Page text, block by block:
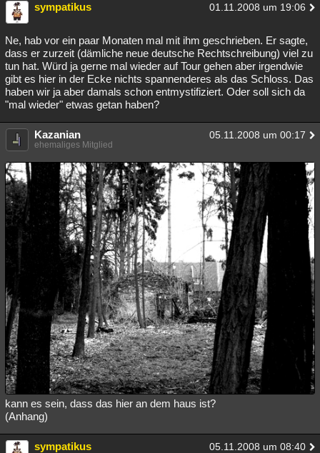
sympatikus 01.11.2008 um 19:06
Ne, hab vor ein paar Monaten mal mit ihm geschrieben. Er sagte,
dass er zurzeit (dämliche neue deutsche Rechtschreibung) viel zu
tun hat. Würd ja gerne mal wieder auf Tour gehen aber irgendwie
gibt es hier in der Ecke nichts spannenderes als das Schloss. Das
haben wir ja aber damals schon entmystifiziert. Oder soll sich da
"mal wieder" etwas getan haben?
Kazanian 05.11.2008 um 00:17
ehemaliges Mitglied
kann es sein, dass das hier an dem haus ist?
(Anhang)
sympatikus 05.11.2008 um 08:40